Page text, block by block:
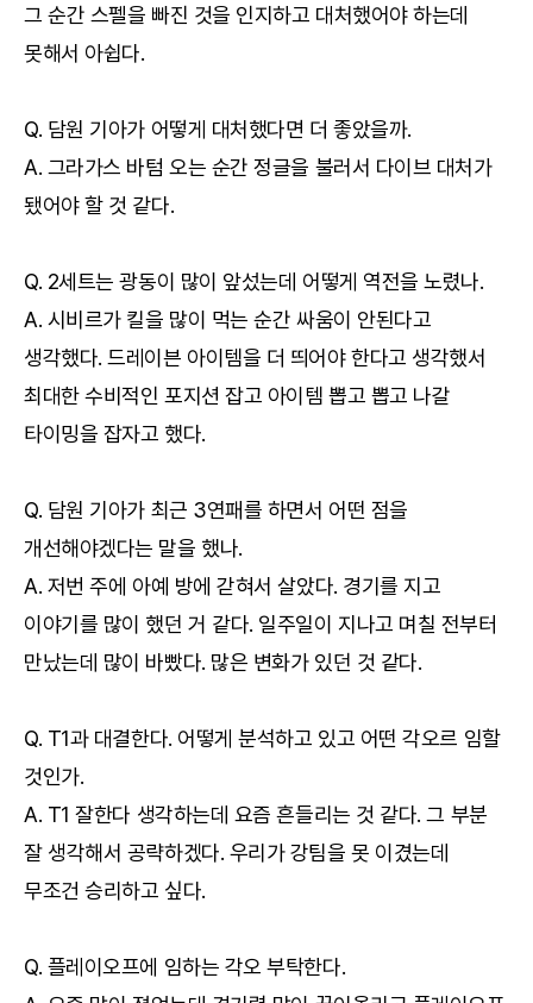
그 순간 스펠을 빠진 것을 인지하고 대처했어야 하는데
못해서 아쉽다.
Q. 담원 기아가 어떻게 대처했다면 더 좋았을까.
A. 그라가스 바텀 오는 순간 정글을 불러서 다이브 대처가
됐어야 할 것 같다.
Q. 2세트는 광동이 많이 앞섰는데 어떻게 역전을 노렸나.
A. 시비르가 킬을 많이 먹는 순간 싸움이 안된다고
생각했다. 드레이븐 아이템을 더 띄어야 한다고 생각했서
최대한 수비적인 포지션 잡고 아이템 뽑고 뽑고 나갈
타이밍을 잡자고 했다.
Q. 담원 기아가 최근 3연패를 하면서 어떤 점을
개선해야겠다는 말을 했나.
A. 저번 주에 아예 방에 갇혀서 살았다. 경기를 지고
이야기를 많이 했던 거 같다. 일주일이 지나고 며칠 전부터
만났는데 많이 바빴다. 많은 변화가 있던 것 같다.
Q. T1과 대결한다. 어떻게 분석하고 있고 어떤 각오르 임할
것인가.
A. T1 잘한다 생각하는데 요즘 흔들리는 것 같다. 그 부분
잘 생각해서 공략하겠다. 우리가 강팀을 못 이겼는데
무조건 승리하고 싶다.
Q. 플레이오프에 임하는 각오 부탁한다.